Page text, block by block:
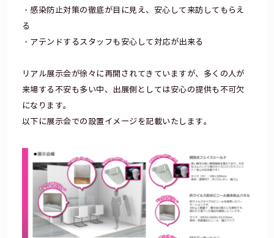
・感染防止対策の徹底が目に見え、安心して来訪してもらえ
る
・アテンドするスタッフも安心して対応が出来る
リアル展示会が徐々に再開されてきていますが、多くの人が
来場する不安も多い中、出展側としては安心の提供も不可欠
になります。
以下に展示会での設置イメージを記載いたします。